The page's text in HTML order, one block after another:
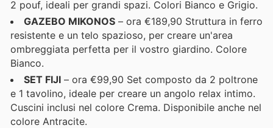
2 pouf, ideali per grandi spazi. Colori Bianco e Grigio.
GAZEBO MIKONOS – ora €189,90 Struttura in ferro
resistente e un telo spazioso, per creare un'area
ombreggiata perfetta per il vostro giardino. Colore
Bianco.
SET FIJI – ora €99,90 Set composto da 2 poltrone
e 1 tavolino, ideale per creare un angolo relax intimo.
Cuscini inclusi nel colore Crema. Disponibile anche nel
colore Antracite.